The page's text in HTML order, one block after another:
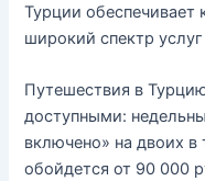
Турции
широкий спектр
Путешествия в
доступными:
включено» на двоих в
обойдется от 90 000